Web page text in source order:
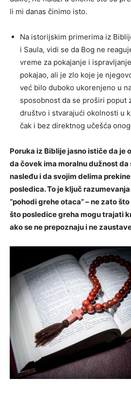
li mi danas činimo isto.
Na istorijskim primerima iz
i Saula, vidi se da Bog ne
vreme za pokajanje i
pokajao, ali je zlo koje je
već bilo duboko ukorenjeno u
sposobnost da se proširi poput
društvo i stvarajući okolnosti u
čak i bez direktnog učešća
Poruka iz Biblije jasno ističe da je
da čovek ima moralnu dužnost
nasleđu i da svojim delima
posledica. To je ključ
“pohodi grehe otaca” – ne zato
što posledice greha mogu trajati
ako se ne prepoznaju i ne